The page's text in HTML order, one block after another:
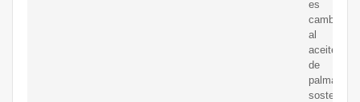
es
cambiar
al
aceite
de
palma
sostenible